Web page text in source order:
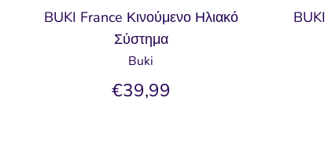
BUKI France Κινούμενο Ηλιακό
Σύστημα
Buki
€39,99